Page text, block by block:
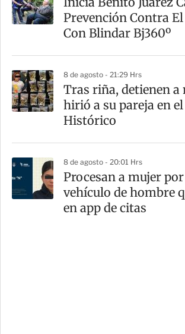
Prevención Contra
Con Blindar Bj360º
8 de agosto - 21:29 Hrs
Tras riña, detienen a
hirió a su pareja en
Histórico
8 de agosto - 20:01 Hrs
Procesan a mujer
vehículo de hombre
en app de citas